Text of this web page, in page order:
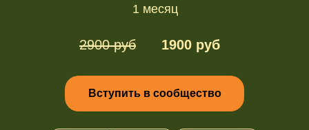
1 месяц
2900 руб 1900 руб
Вступить в сообщество